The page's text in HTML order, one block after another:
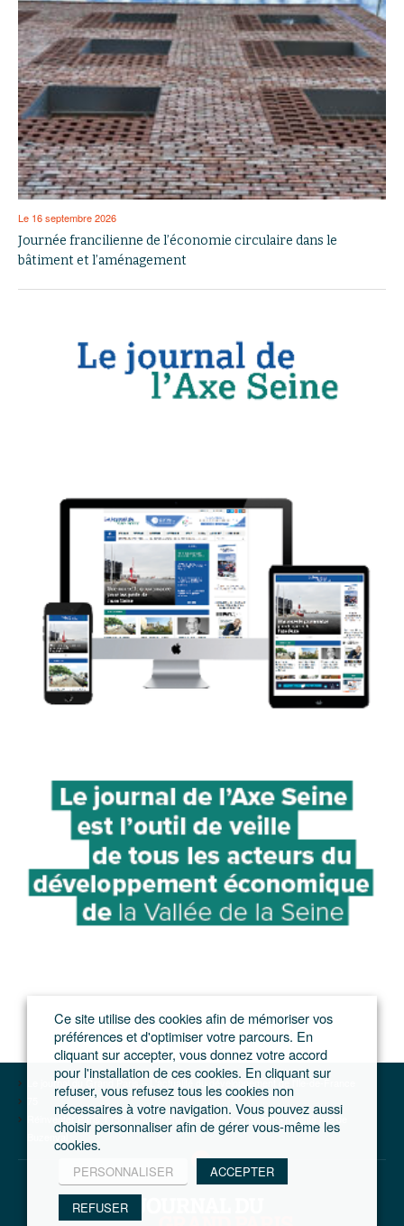
Le 16 septembre 2026
Journée francilienne de l’économie circulaire dans le
bâtiment et l’aménagement
Le journal du Grand Paris – L'actualité du développement de l'Ile-de-France
Réinventer Paris 1 (5/5) : une friche laisse place à un hôtel revisité rue de
Buzenval
Ce site utilise des cookies afin de mémoriser vos
préférences et d'optimiser votre parcours. En
cliquant sur accepter, vous donnez votre accord
pour l'installation de ces cookies. En cliquant sur
refuser, vous refusez tous les cookies non
nécessaires à votre navigation. Vous pouvez aussi
choisir personnaliser afin de gérer vous-même les
cookies.
PERSONNALISER ACCEPTER
REFUSER